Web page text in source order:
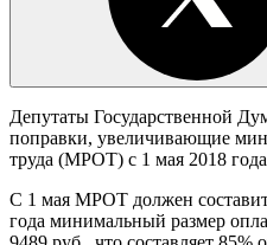
Депутаты Государственной
поправки, увеличивающие
труда (МРОТ) с 1 мая 2018
С 1 мая МРОТ должен
года минимальный размер